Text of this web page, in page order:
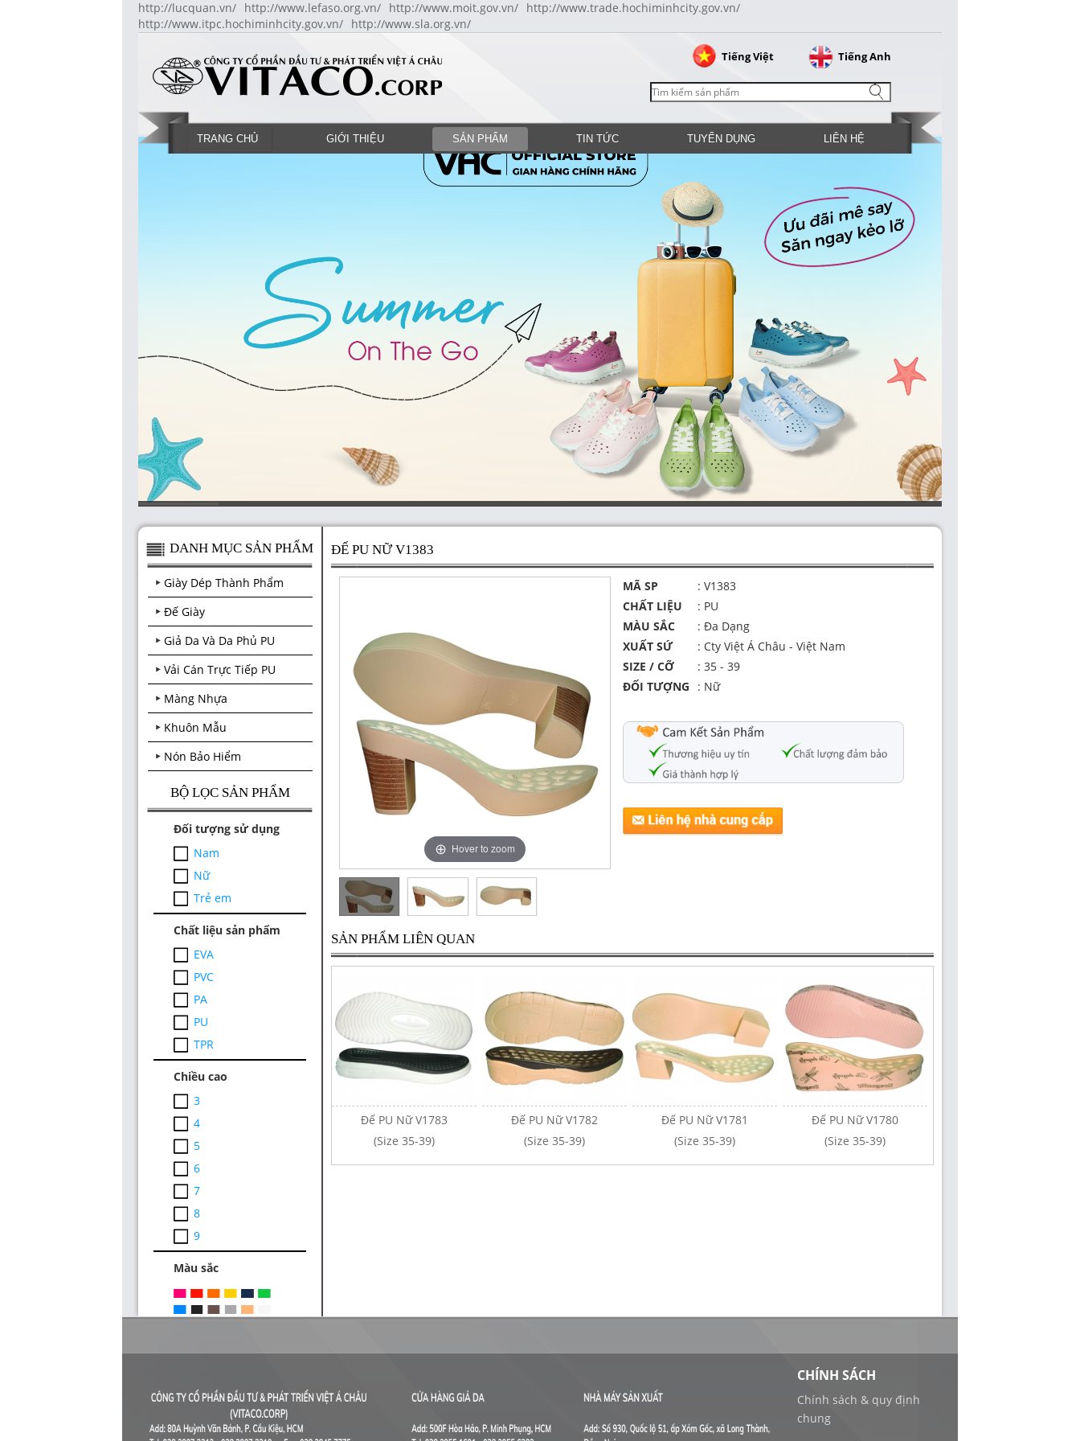
http://lucquan.vn/ http://www.lefaso.org.vn/ http://www.moit.gov.vn/ http://www.trade.hochiminhcity.gov.vn/
http://www.itpc.hochiminhcity.gov.vn/ http://www.sla.org.vn/
Tiếng Việt Tiếng Anh
TRANG CHỦ GIỚI THIỆU SẢN PHẨM TIN TỨC TUYỂN DỤNG LIÊN HỆ
DANH MỤC SẢN PHẨM
Giày Dép Thành Phẩm
Đế Giày
Giả Da Và Da Phủ PU
Vải Cán Trực Tiếp PU
Màng Nhựa
Khuôn Mẫu
Nón Bảo Hiểm
BỘ LỌC SẢN PHẨM
Đối tượng sử dụng
Nam
Nữ
Trẻ em
Chất liệu sản phẩm
EVA
PVC
PA
PU
TPR
Chiều cao
3
4
5
6
7
8
9
Màu sắc
ĐẾ PU NỮ V1383
Hover to zoom
MÃ SP
: V1383
CHẤT LIỆU
: PU
MÀU SẮC
: Đa Dạng
XUẤT SỨ
: Cty Việt Á Châu - Việt Nam
SIZE / CỠ
: 35 - 39
ĐỐI TƯỢNG
: Nữ
SẢN PHẨM LIÊN QUAN
Đế PU Nữ V1783
(Size 35-39)
Đế PU Nữ V1782
(Size 35-39)
Đế PU Nữ V1781
(Size 35-39)
Đế PU Nữ V1780
(Size 35-39)
CHÍNH SÁCH
Chính sách & quy định
chung